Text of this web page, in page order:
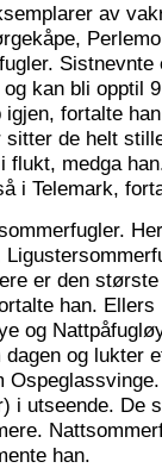
av
kan bli opptil
igjen, fortalte
de helt
flukt, medga
i Telemark,
er den
han.
og
dagen og lukter
i utseende. De
han.